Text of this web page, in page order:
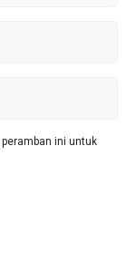
ini untuk